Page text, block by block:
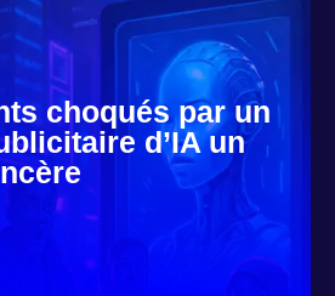
choqués par un
d’IA un